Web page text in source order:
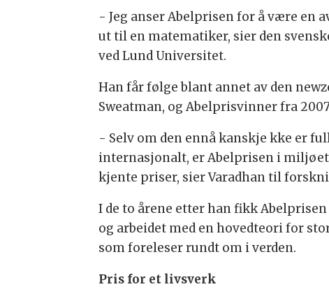
- Jeg anser Abelprisen for å være en
ut til en matematiker, sier den
ved Lund Universitet.
Han får følge blant annet av den
Sweatman, og Abelprisvinner fra
- Selv om den ennå kanskje kke er
internasjonalt, er Abelprisen i
kjente priser, sier Varadhan til
I de to årene etter han fikk
og arbeidet med en hovedteori for
som foreleser rundt om i verden.
Pris for et livsverk